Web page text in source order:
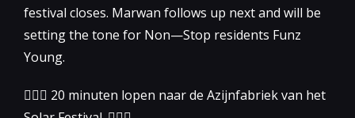
festival closes. Marwan follows up next and will be
setting the tone for Non—Stop residents Funz
Young.
🤸🏻‍♂️ 20 minuten lopen naar de Azijnfabriek van het